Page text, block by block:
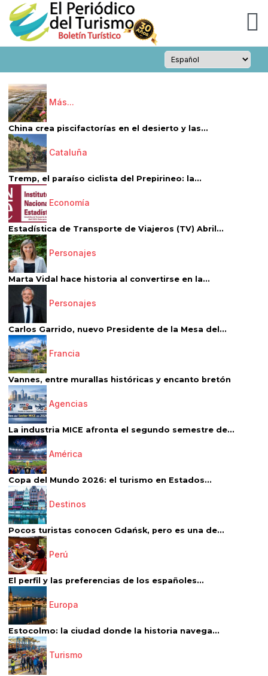
Más...
China crea piscifactorías en el desierto y las...
Cataluña
Tremp, el paraíso ciclista del Prepirineo: la...
Economía
Estadística de Transporte de Viajeros (TV) Abril...
Personajes
Marta Vidal hace historia al convertirse en la...
Personajes
Carlos Garrido, nuevo Presidente de la Mesa del...
Francia
Vannes, entre murallas históricas y encanto bretón
Agencias
La industria MICE afronta el segundo semestre de...
América
Copa del Mundo 2026: el turismo en Estados...
Destinos
Pocos turistas conocen Gdańsk, pero es una de...
Perú
El perfil y las preferencias de los españoles...
Europa
Estocolmo: la ciudad donde la historia navega...
Turismo